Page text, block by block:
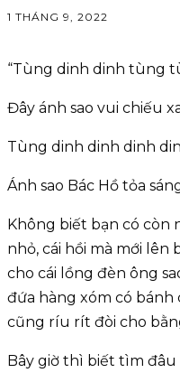
1 THÁNG 9, 2022
“Tùng dinh dinh tùng
Đây ánh sao vui chiếu
Tùng dinh dinh dinh
Ánh sao Bác Hồ tỏa
Không biết bạn có
nhỏ, cái hồi mà mới lên
cho cái lồng đèn ông
đứa hàng xóm có bánh
cũng ríu rít đòi cho
Bây giờ thì biết tìm